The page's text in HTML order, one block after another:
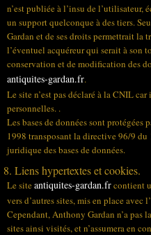
n’est publiée à l’insu de l’utilisateur,
un support quelconque à des tiers.
Gardan et de ses droits permettrait la
l’éventuel acquéreur qui serait à son
conservation et de modification des
antiquites-gardan.fr.
Le site n’est pas déclaré à la CNIL
personnelles. .
Les bases de données sont
1998 transposant la directive 96/9
juridique des bases de données.
8. Liens hypertextes et cookies.
Le site antiquites-gardan.frcontient
vers d’autres sites, mis en place
Cependant, Anthony Gardan n’a pas
sites ainsi visités, et n’assumera en